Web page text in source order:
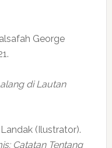
George
di Lautan
(Ilustrator).
Catatan Tentang